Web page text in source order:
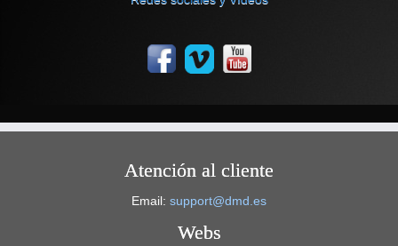
Atención al cliente
Email: support@dmd.es
Webs